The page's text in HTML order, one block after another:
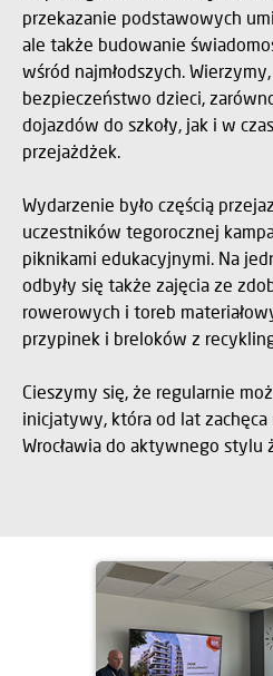
przekazanie podstawowych
ale także budowanie
wśród najmłodszych.
bezpieczeństwo dzieci,
dojazdów do szkoły, jak i w
przejażdżek.
Wydarzenie było częścią
uczestników tegorocznej
piknikami edukacyjnymi. Na
odbyły się także zajęcia ze
rowerowych i toreb
przypinek i breloków z
Cieszymy się, że regularnie
inicjatywy, która od lat zachęca
Wrocławia do aktywnego stylu